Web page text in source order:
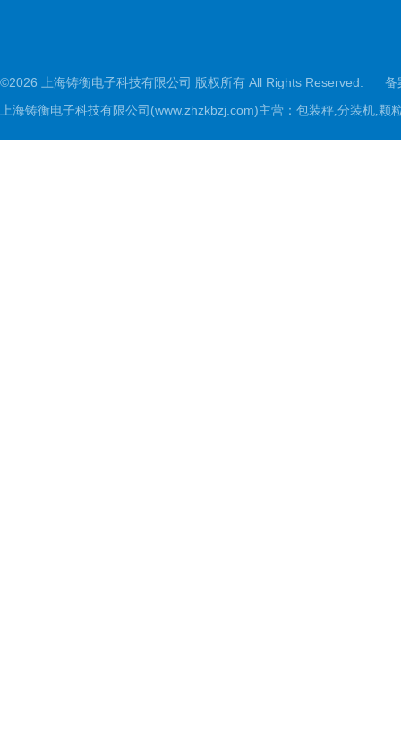
©2026 上海铸衡电子科技有限公司 版权所有 All Rights Reserved.
备
上海铸衡电子科技有限公司(www.zhzkbzj.com)主营： 包装秤,分装机,颗